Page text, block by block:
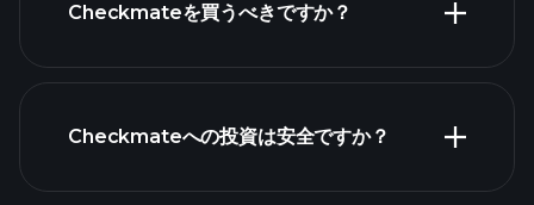
ント
お
Checkmateを買うべきですか？
Playtradeトーナメント
Checkmateへの投資は安全ですか？